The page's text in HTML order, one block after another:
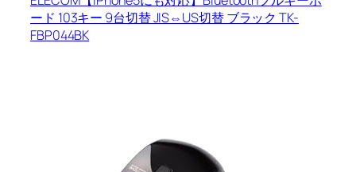
ード 103キー 9台切替 JIS⇔US切替 ブラック TK-
FBP044BK